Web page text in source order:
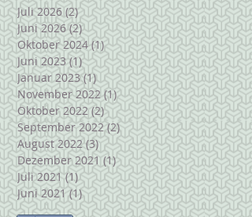
Juli 2026 (2)2 Beiträge
Juni 2026 (2)2 Beiträge
Oktober 2024 (1)1 Beitrag
Juni 2023 (1)1 Beitrag
Januar 2023 (1)1 Beitrag
November 2022 (1)1 Beitrag
Oktober 2022 (2)2 Beiträge
September 2022 (2)2 Beiträge
August 2022 (3)3 Beiträge
Dezember 2021 (1)1 Beitrag
Juli 2021 (1)1 Beitrag
Juni 2021 (1)1 Beitrag